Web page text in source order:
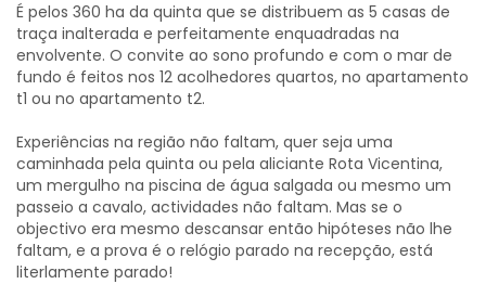
É pelos 360 ha da quinta que se distribuem as 5 casas de
traça inalterada e perfeitamente enquadradas na
envolvente. O convite ao sono profundo e com o mar de
fundo é feitos nos 12 acolhedores quartos, no apartamento
t1 ou no apartamento t2.
Experiências na região não faltam, quer seja uma
caminhada pela quinta ou pela aliciante Rota Vicentina,
um mergulho na piscina de água salgada ou mesmo um
passeio a cavalo, actividades não faltam. Mas se o
objectivo era mesmo descansar então hipóteses não lhe
faltam, e a prova é o relógio parado na recepção, está
literlamente parado!